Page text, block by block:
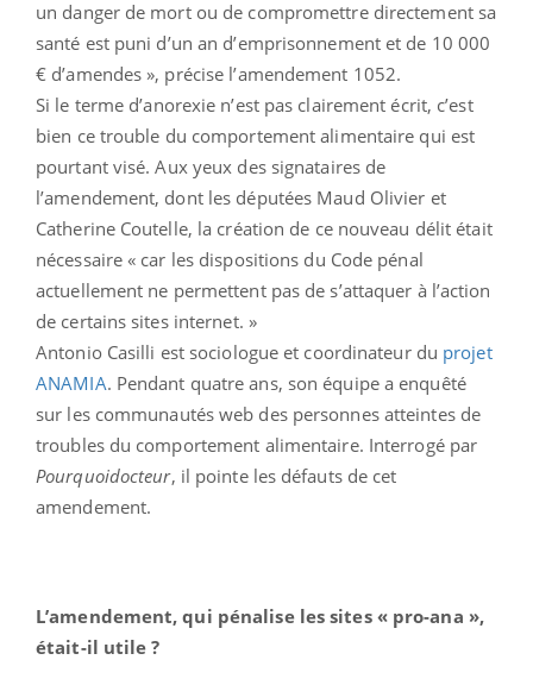
un danger de mort ou de compromettre directement sa
santé est puni d’un an d’emprisonnement et de 10 000
€ d’amendes », précise l’amendement 1052.
Si le terme d’anorexie n’est pas clairement écrit, c’est
bien ce trouble du comportement alimentaire qui est
pourtant visé. Aux yeux des signataires de
l’amendement, dont les députées Maud Olivier et
Catherine Coutelle, la création de ce nouveau délit était
nécessaire « car les dispositions du Code pénal
actuellement ne permettent pas de s’attaquer à l’action
de certains sites internet. »
Antonio Casilli est sociologue et coordinateur du projet
ANAMIA. Pendant quatre ans, son équipe a enquêté
sur les communautés web des personnes atteintes de
troubles du comportement alimentaire. Interrogé par
Pourquoidocteur, il pointe les défauts de cet
amendement.
L’amendement, qui pénalise les sites « pro-ana »,
était-il utile ?